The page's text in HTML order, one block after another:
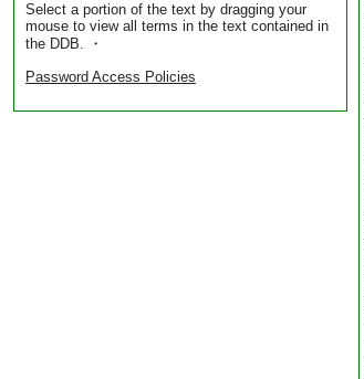
Select a portion of the text by dragging your
mouse to view all terms in the text contained in
the DDB. ・
Password Access Policies